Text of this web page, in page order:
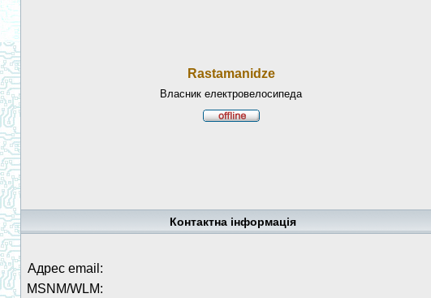
Rastamanidze
Власник електровелосипеда
Контактна інформація
Адрес email:
MSNM/WLM: